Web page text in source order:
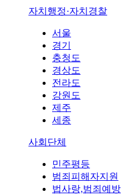
자치행정·자치경찰
서울
경기
충청도
경상도
전라도
강원도
제주
세종
사회단체
민주평등
범죄피해자지원
법사랑,범죄예방